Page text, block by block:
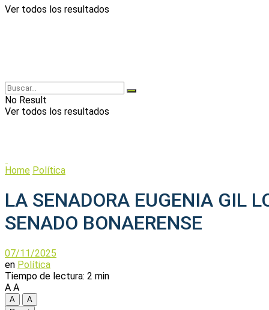
Ver todos los resultados
No Result
Ver todos los resultados
Home Política
LA SENADORA EUGENIA GIL
SENADO BONAERENSE
07/11/2025
en Política
Tiempo de lectura: 2 min
A A
A
A